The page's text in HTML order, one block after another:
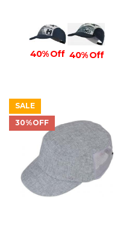
40% Off 40% Off
SALE
30%OFF